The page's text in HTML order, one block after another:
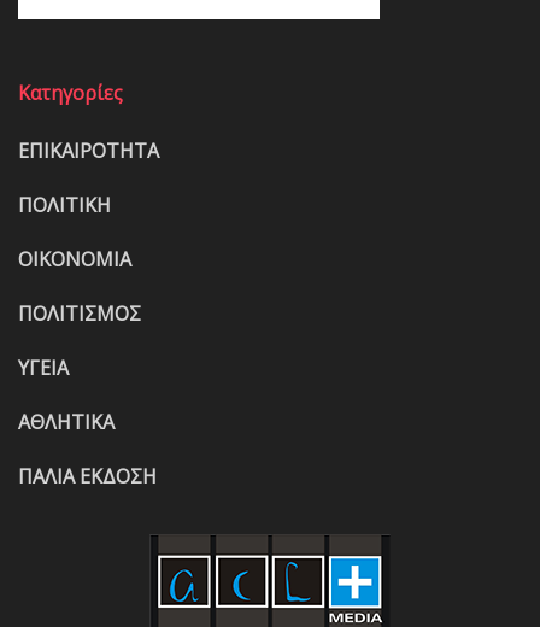
Κατηγορίες
ΕΠΙΚΑΙΡΟΤΗΤΑ
ΠΟΛΙΤΙΚΗ
ΟΙΚΟΝΟΜΙΑ
ΠΟΛΙΤΙΣΜΟΣ
ΥΓΕΙΑ
ΑΘΛΗΤΙΚΑ
ΠΑΛΙΑ ΕΚΔΟΣΗ